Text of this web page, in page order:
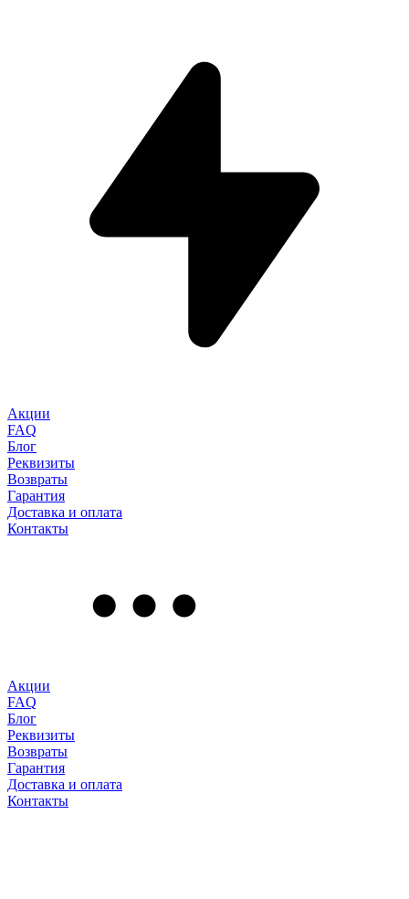
Акции
FAQ
Блог
Реквизиты
Возвраты
Гарантия
Доставка и оплата
Контакты
Акции
FAQ
Блог
Реквизиты
Возвраты
Гарантия
Доставка и оплата
Контакты